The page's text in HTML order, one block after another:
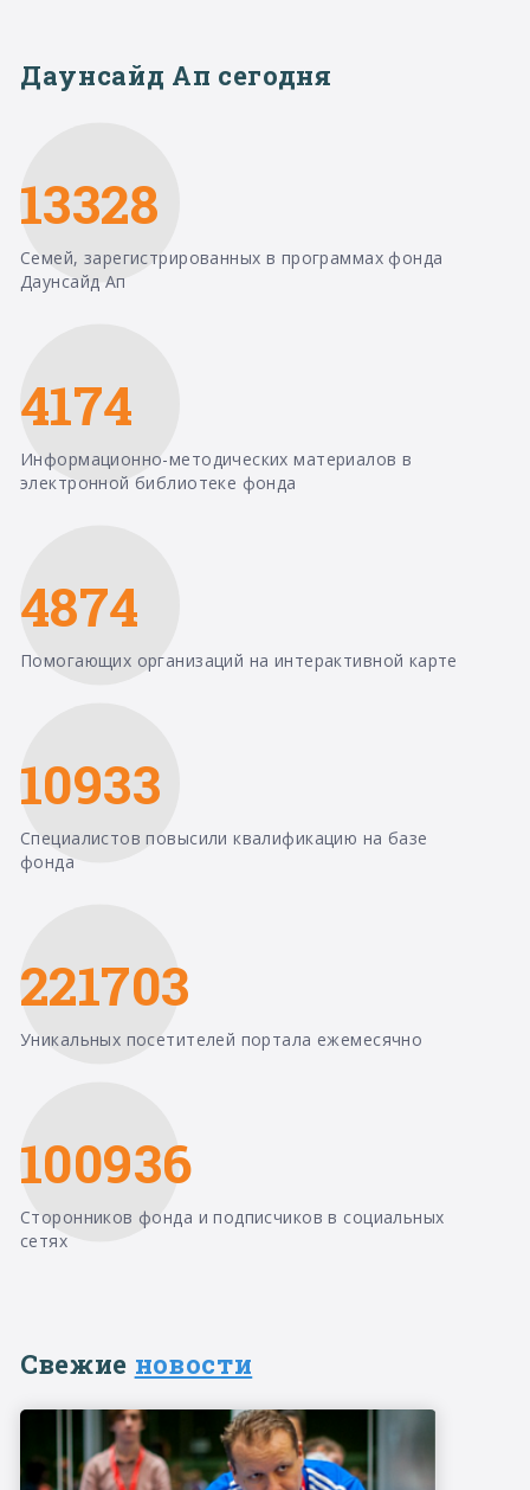
Даунсайд Ап сегодня
13328
Семей, зарегистрированных в программах фонда
Даунсайд Ап
4174
Информационно-методических материалов в
электронной библиотеке фонда
4874
Помогающих организаций на интерактивной карте
10933
Специалистов повысили квалификацию на базе
фонда
221703
Уникальных посетителей портала ежемесячно
100936
Сторонников фонда и подписчиков в социальных
сетях
Свежие новости